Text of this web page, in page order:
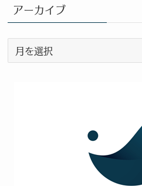
カ
テ
ゴ
リ
ー
アーカイブ
ー